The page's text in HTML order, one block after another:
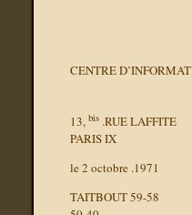
CENTRE
13, bis .RUE LAFFITE
PARIS IX
le 2 octobre .1971
TAITBOUT 59-58